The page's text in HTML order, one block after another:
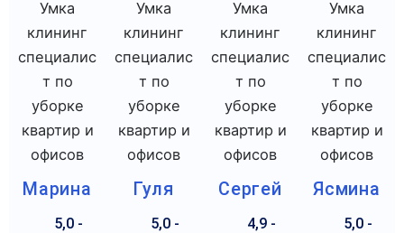
Марина
5,0 -
Гуля
5,0 -
Сергей
4,9 -
Ясмина
5,0 -